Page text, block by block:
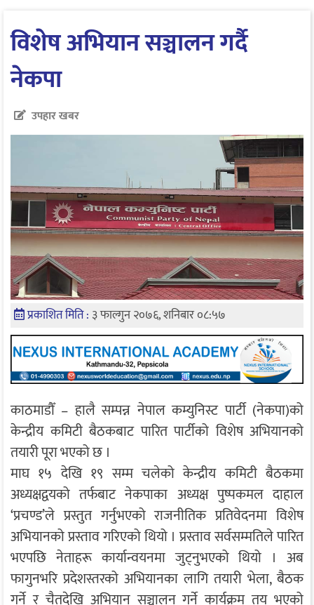
विशेष अभियान सञ्चालन गर्दै
नेकपा
उपहार खबर
प्रकाशित मिति : ३ फाल्गुन २०७६, शनिबार ०८:५७
काठमाडौँ – हालै सम्पन्न नेपाल कम्युनिस्ट पार्टी (नेकपा)को
केन्द्रीय कमिटी बैठकबाट पारित पार्टीको विशेष अभियानको
तयारी पूरा भएको छ ।
माघ १५ देखि १९ सम्म चलेको केन्द्रीय कमिटी बैठकमा
अध्यक्षद्वयको तर्फबाट नेकपाका अध्यक्ष पुष्पकमल दाहाल
‘प्रचण्ड’ले प्रस्तुत गर्नुभएको राजनीतिक प्रतिवेदनमा विशेष
अभियानको प्रस्ताव गरिएको थियो । प्रस्ताव सर्वसम्मतिले पारित
भएपछि नेताहरू कार्यान्वयनमा जुट्नुभएको थियो । अब
फागुनभरि प्रदेशस्तरको अभियानका लागि तयारी भेला, बैठक
गर्ने र चैतदेखि अभियान सञ्चालन गर्ने कार्यक्रम तय भएको